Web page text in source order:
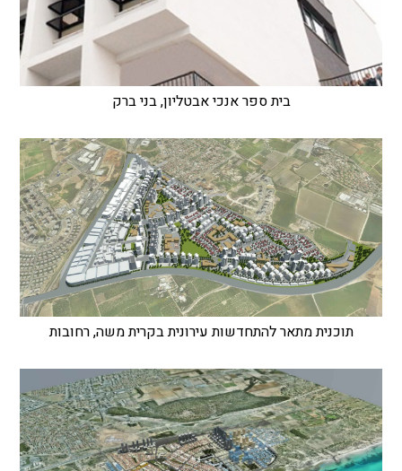
בית ספר אנכי אבטליון, בני ברק
תוכנית מתאר להתחדשות עירונית בקרית משה, רחובות